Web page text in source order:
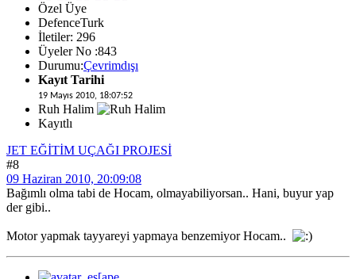
Özel Üye
DefenceTurk
İletiler: 296
Üyeler No :843
Durumu:Çevrimdışı
Kayıt Tarihi
19 Mayıs 2010, 18:07:52
Ruh Halim
Kayıtlı
JET EĞİTİM UÇAĞI PROJESİ
#8
09 Haziran 2010, 20:09:08
Bağımlı olma tabi de Hocam, olmayabiliyorsan.. Hani, buyur yap
der gibi..
Motor yapmak tayyareyi yapmaya benzemiyor Hocam..